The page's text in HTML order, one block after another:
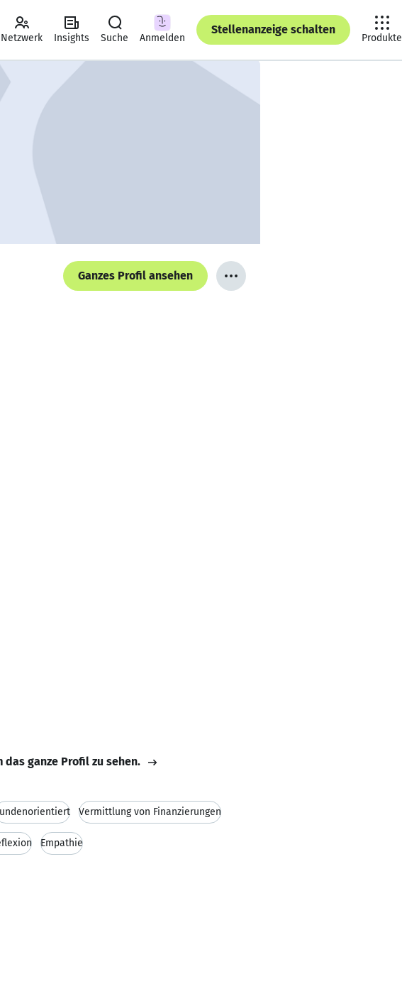
Netzwerk Insights Suche Anmelden
Stellenanzeige schalten
Produkte
Ganzes Profil ansehen
das ganze Profil zu sehen.
Vermittlung von Finanzierungen
Empathie